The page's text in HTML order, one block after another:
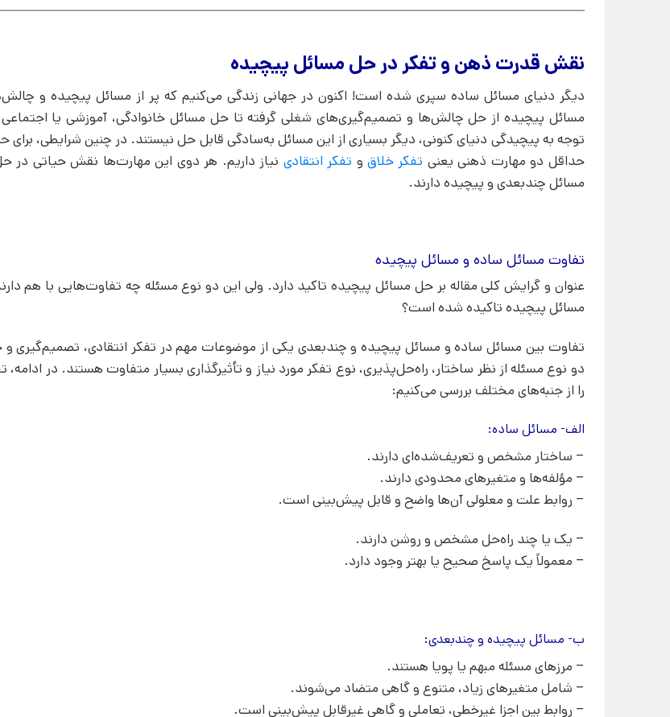
نقش قدرت ذهن و تفکر در حل مسائل پیچیده
دیگر دنیای مسائل ساده سپری شده است! اکنون در جهانی زندگی می‌کنیم که پر از مسائل پیچیده و
مسائل پیچیده از حل چالش‌ها و تصمیم‌گیری‌های شغلی گرفته تا حل مسائل خانوادگی، آموزشی یا
توجه به پیچیدگی دنیای کنونی، دیگر بسیاری از این مسائل به‌سادگی قابل حل نیستند. در چنین شرایطی، برای
حداقل دو مهارت ذهنی یعنی تفکر خلاقو تفکر انتقادی نیاز داریم. هر دوی این مهارت‌ها نقش حیاتی
مسائل چندبعدی و پیچیده دارند.
تفاوت مسائل ساده و مسائل پیچیده
عنوان و گرایش کلی مقاله بر حل مسائل پیچیده تاکید دارد. ولی این دو نوع مسئله چه تفاوت‌هایی با هم
مسائل پیچیده تاکیده شده است؟
تفاوت بین مسائل ساده و مسائل پیچیده و چندبعدی یکی از موضوعات مهم در تفکر انتقادی، تصمیم‌گیری
دو نوع مسئله از نظر ساختار، راه‌حل‌پذیری، نوع تفکر مورد نیاز و تأثیرگذاری بسیار متفاوت هستند. در
را از جنبه‌های مختلف بررسی می‌کنیم:
الف- مسائل ساده:
– ساختار مشخص و تعریف‌شده‌ای دارند.
– مؤلفه‌ها و متغیرهای محدودی دارند.
– روابط علت و معلولی آن‌ها واضح و قابل پیش‌بینی است.
– یک یا چند راه‌حل مشخص و روشن دارند.
– معمولاً یک پاسخ صحیح یا بهتر وجود دارد.
ب- مسائل پیچیده و چندبعدی:
– مرزهای مسئله مبهم یا پویا هستند.
– شامل متغیرهای زیاد، متنوع و گاهی متضاد می‌شوند.
– روابط بین اجزا غیرخطی، تعاملی و گاهی غیرقابل پیش‌بینی است.